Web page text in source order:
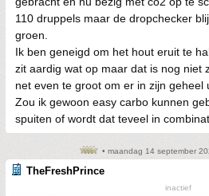
110 druppels maar de dropchecker
groen.
Ik ben geneigd om het hout eruit te
zit aardig wat op maar dat is nog niet
net even te groot om er in zijn geheel
Zou ik gewoon easy carbo kunnen
spuiten of wordt dat teveel in
• maandag 14 september
TheFreshPrince
inactief